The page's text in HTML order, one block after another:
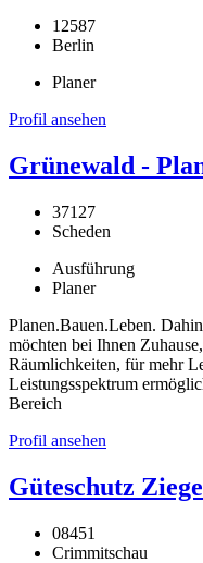
12587
Berlin
Planer
Profil ansehen
Grünewald -
37127
Scheden
Ausführung
Planer
Planen.Bauen.Leben.
möchten bei Ihnen
Räumlichkeiten, für mehr
Leistungsspektrum
Bereich
Profil ansehen
Güteschutz
08451
Crimmitschau